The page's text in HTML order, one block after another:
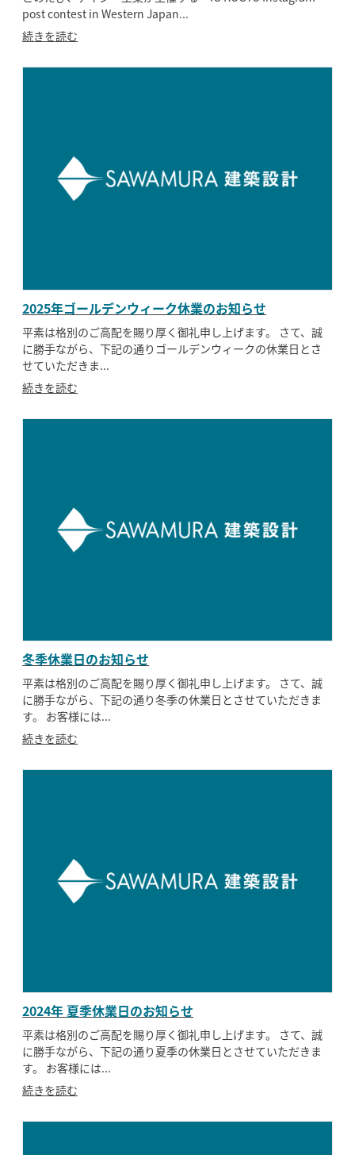
post contest in Western Japan...
続きを読む
2025年ゴールデンウィーク休業のお知らせ
平素は格別のご高配を賜り厚く御礼申し上げます。 さて、誠
に勝手ながら、下記の通りゴールデンウィークの休業日とさ
せていただきま...
続きを読む
冬季休業日のお知らせ
平素は格別のご高配を賜り厚く御礼申し上げます。 さて、誠
に勝手ながら、下記の通り冬季の休業日とさせていただきま
す。 お客様には...
続きを読む
2024年 夏季休業日のお知らせ
平素は格別のご高配を賜り厚く御礼申し上げます。 さて、誠
に勝手ながら、下記の通り夏季の休業日とさせていただきま
す。 お客様には...
続きを読む